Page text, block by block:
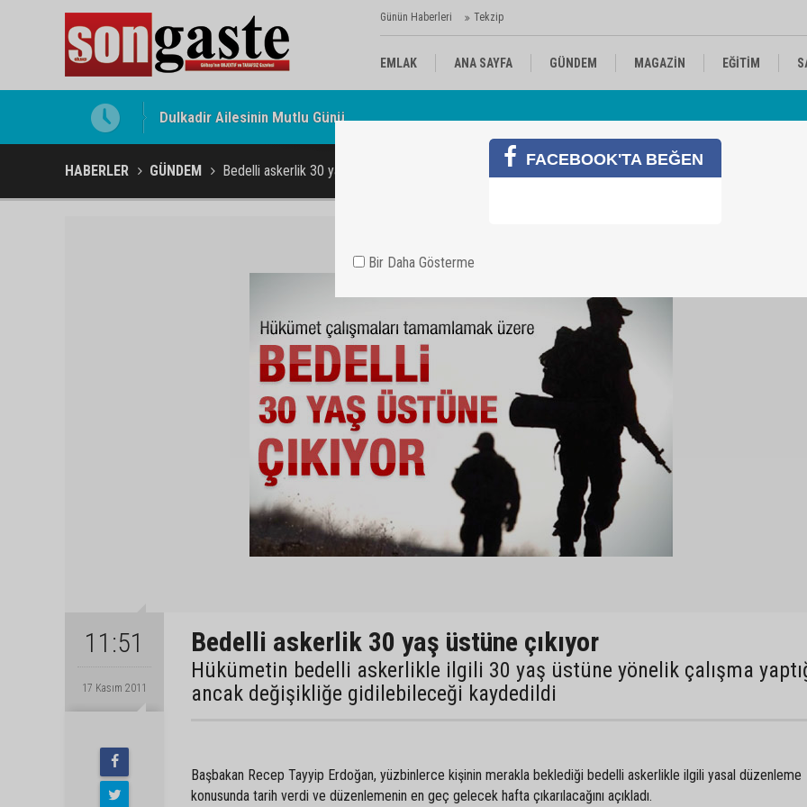
Günün Haberleri Tekzip
EMLAK ANA SAYFA GÜNDEM MAGAZİN EĞİTİM
Gölbaşı Esnafının Sesi Ankara Kalkınma Ajansı'nda
HABERLER GÜNDEM Bedelli askerlik 30 yaş üstüne çıkıyor
11:51
17 Kasım 2011
Bedelli askerlik 30 yaş üstüne çıkıyor
Hükümetin bedelli askerlikle ilgili 30 yaş üstüne yönelik çalışma
ancak değişikliğe gidilebileceği kaydedildi
Başbakan Recep Tayyip Erdoğan, yüzbinlerce kişinin merakla beklediği bedelli askerlikle ilgili yasal düzenleme
konusunda tarih verdi ve düzenlemenin en geç gelecek hafta çıkarılacağını açıkladı.
FACEBOOK'TA BEĞEN
Bir Daha Gösterme